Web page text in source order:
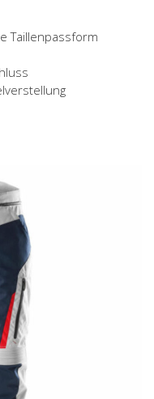
Taillenpassform